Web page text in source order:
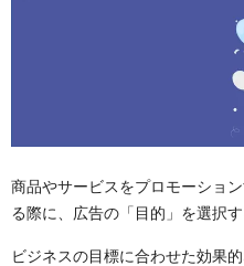
商品やサービスをプロモーショ
る際に、広告の「目的」を選択
ビジネスの目標に合わせた効果